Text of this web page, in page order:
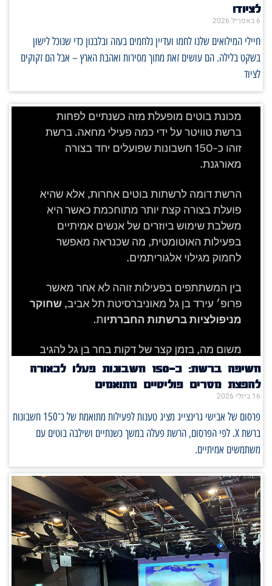
לציוד!
6 באפריל 2026
חיילי המילואים שלנו לחמו ועדיין נלחמים בעזה ובלבנון כדי שנוכל לישון
בשקט בלילה. הם עושים זאת מתוך מסירות ואהבת הארץ – אבל הם זקוקים
לציוד
חשיפה ברשת: כ־150 חשבונות פעלו לכאורה
להפצת מסרים פוליטיים מתואמים
16 ביולי 2026
פרסום של אבישי גרינצייג מציג טענות לפעילות מתואמת של כ־150 חשבונות
ברשת X. לפי הפרסום, הרשת פעלה במשך כשנתיים ושילבה בוטים עם
משתמשים אמיתיים.